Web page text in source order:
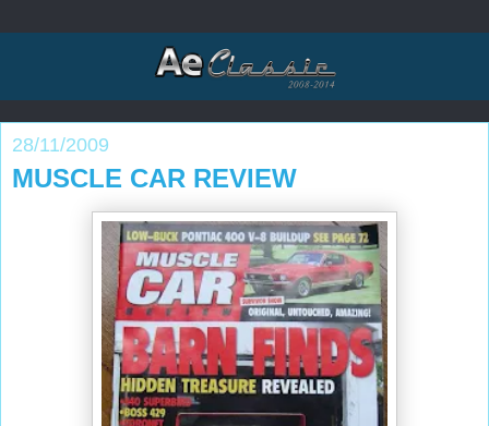
28/11/2009
MUSCLE CAR REVIEW